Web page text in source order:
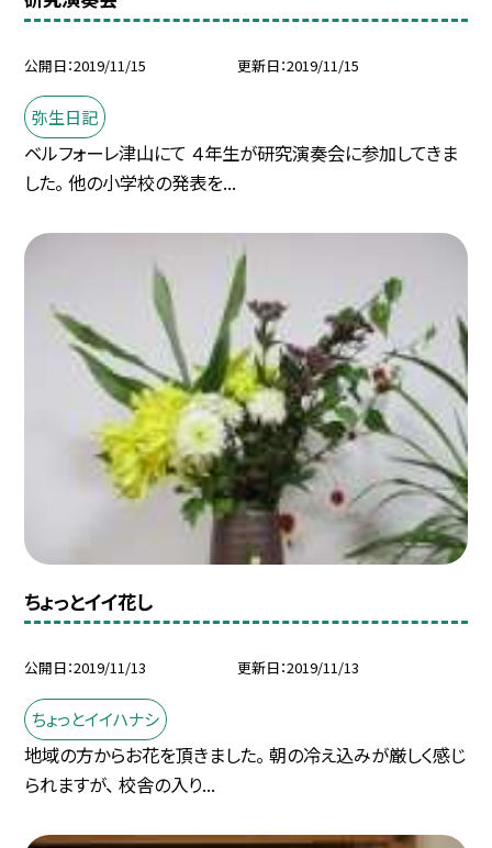
公開日 2019/11/15 更新日 2019/11/15
弥生日記
ベルフォーレ津山にて ４年生が研究演奏会に参加してきま
した。 他の小学校の発表を...
ちょっとイイ花し
公開日 2019/11/13 更新日 2019/11/13
ちょっとイイハナシ
地域の方からお花を頂きました。 朝の冷え込みが厳しく感じ
られますが、 校舎の入り...